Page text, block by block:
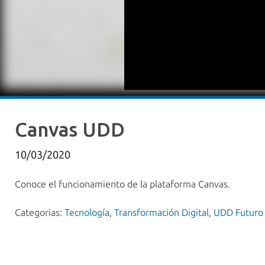
Canvas UDD
10/03/2020
Conoce el funcionamiento de la plataforma Canvas.
Categorias: Tecnología, Transformación Digital, UDD Futuro